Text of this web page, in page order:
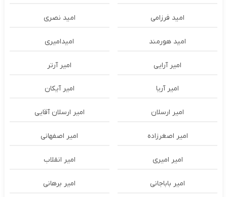
امید فرزامی امید نصری
امید هورمند امیدامیری
امیر آرایی امیر آرتر
امیر آریا امیر آیکان
امیر ارسلان امیر ارسلان آقایی
امیر اصغرزاده امیر اصفهانی
امیر امیری امیر انقلاب
امیر باباجانی امیر برهانی